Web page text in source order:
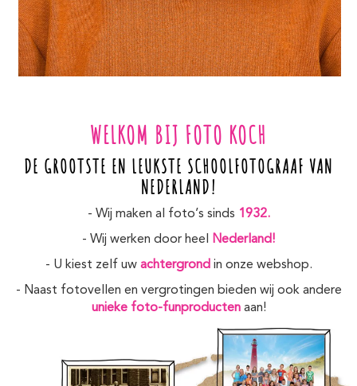
WELKOM BIJ FOTO KOCH
DE GROOTSTE EN LEUKSTE SCHOOLFOTOGRAAF VAN
NEDERLAND!
- Wij maken al foto’s sinds 1932.
- Wij werken door heel
Nederland!
- U kiest zelf uw achtergrond in onze webshop.
- Naast fotovellen en vergrotingen bieden wij ook andere
unieke foto-funproductenaan!